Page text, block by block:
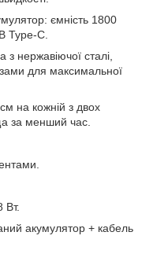
ємність 1800
Type-C.
з нержавіючої сталі,
для максимальної
на кожній з двох
за менший час.
Вт.
акумулятор + кабель